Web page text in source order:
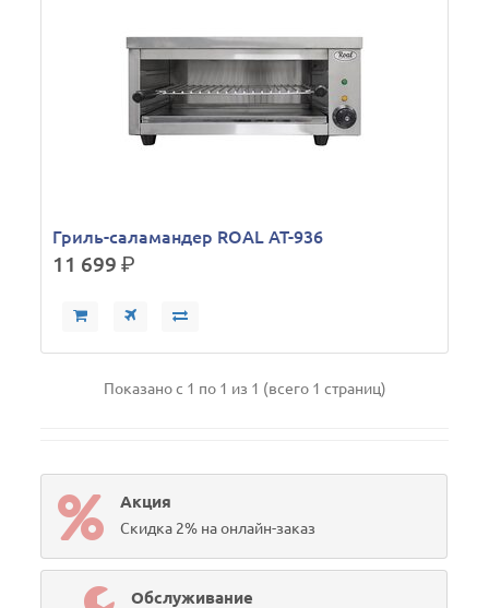
Гриль-саламандер ROAL AT-936
11 699р.
Показано с 1 по 1 из 1 (всего 1 страниц)
Акция
Скидка 2% на онлайн-заказ
Обслуживание